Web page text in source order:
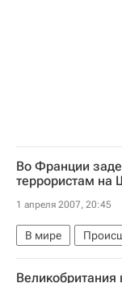
Во Франции
террористам на
1 апреля 2007, 20:45
В мире